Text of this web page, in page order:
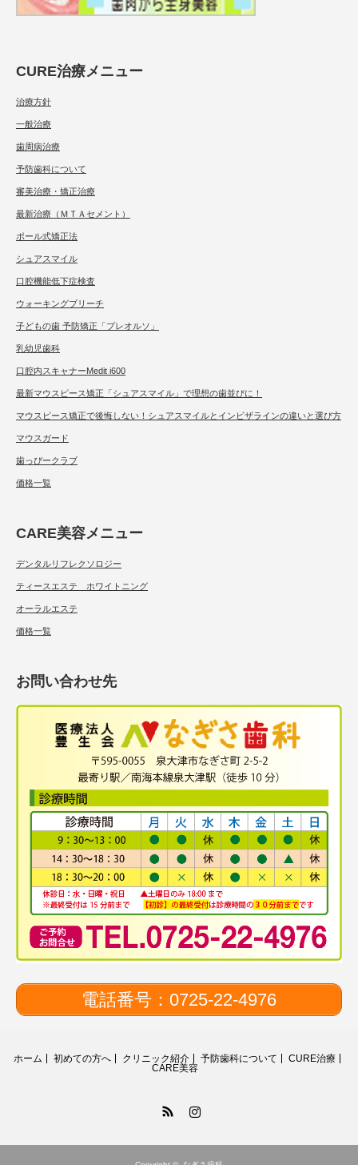
CURE治療メニュー
治療方針
一般治療
歯周病治療
予防歯科について
審美治療・矯正治療
最新治療（ＭＴＡセメント）
ポール式矯正法
シュアスマイル
口腔機能低下症検査
ウォーキングブリーチ
子どもの歯 予防矯正「プレオルソ」
乳幼児歯科
口腔内スキャナーMedit i600
最新マウスピース矯正「シュアスマイル」で理想の歯並びに！
マウスピース矯正で後悔しない！シュアスマイルとインビザラインの違いと選び方
マウスガード
歯っぴークラブ
価格一覧
CARE美容メニュー
デンタルリフレクソロジー
ティースエステ ホワイトニング
オーラルエステ
価格一覧
お問い合わせ先
電話番号：0725-22-4976
ホーム 初めての方へ クリニック紹介 予防歯科について
CURE治療
CARE美容